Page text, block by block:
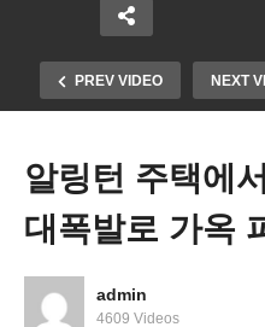
PREV VIDEO NEXT
알링턴 주택에
대폭발로 가옥
admin
4609 Videos